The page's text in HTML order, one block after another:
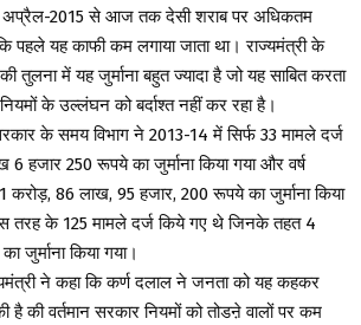
ने अप्रैल-2015 से आज तक देसी शराब पर अधिकतम
पहले यह काफी कम लगाया जाता था। राज्यमंत्री के
तुलना में यह जुर्माना बहुत ज्यादा है जो यह साबित करता
के उल्लंघन को बर्दाश्त नहीं कर रहा है।
के समय विभाग ने 2013-14 में सिर्फ 33 मामले दर्ज
हजार 250 रूपये का जुर्माना किया गया और वर्ष
करोड़, 86 लाख, 95 हजार, 200 रूपये का जुर्माना किया
तरह के 125 मामले दर्ज किये गए थे जिनके तहत 4
जुर्माना किया गया।
ने कहा कि कर्ण दलाल ने जनता को यह कहकर
की वर्तमान सरकार नियमों को तोडऩे वालों पर कम